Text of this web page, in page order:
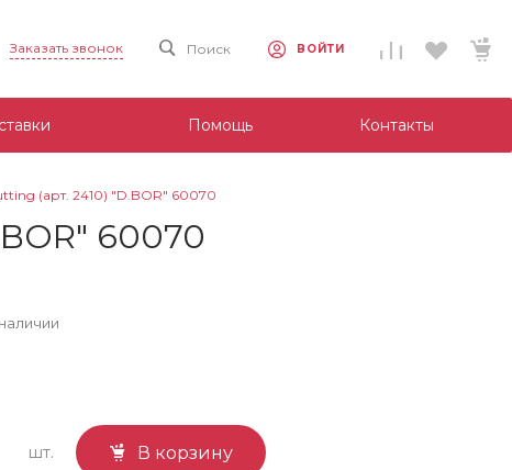
Заказать звонок Поиск ВОЙТИ
Помощь Контакты
(арт. 2410) "D.BOR" 60070
60070
шт. В корзину